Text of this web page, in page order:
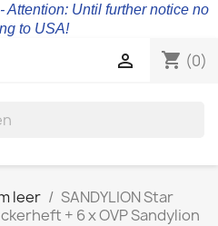
Until further notice no
to USA!
shopping_cart (0)

leer
SANDYLION Star
+ 6 x OVP Sandylion